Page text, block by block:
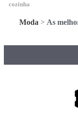
cozinha
Moda > As